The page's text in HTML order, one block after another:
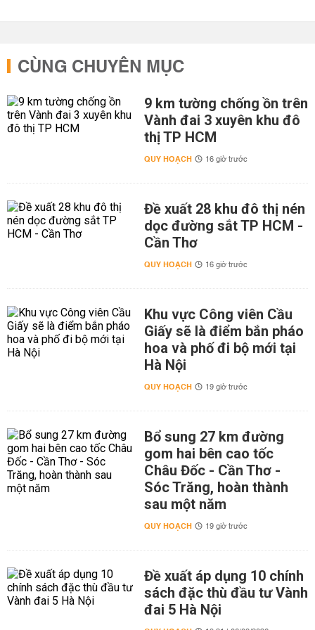
CÙNG CHUYÊN MỤC
9 km tường chống ồn trên
Vành đai 3 xuyên khu đô
thị TP HCM
QUY HOẠCH 16 giờ trước
Đề xuất 28 khu đô thị nén
dọc đường sắt TP HCM -
Cần Thơ
QUY HOẠCH 16 giờ trước
Khu vực Công viên Cầu
Giấy sẽ là điểm bắn pháo
hoa và phố đi bộ mới tại
Hà Nội
QUY HOẠCH 19 giờ trước
Bổ sung 27 km đường
gom hai bên cao tốc
Châu Đốc - Cần Thơ -
Sóc Trăng, hoàn thành
sau một năm
QUY HOẠCH 19 giờ trước
Đề xuất áp dụng 10 chính
sách đặc thù đầu tư Vành
đai 5 Hà Nội